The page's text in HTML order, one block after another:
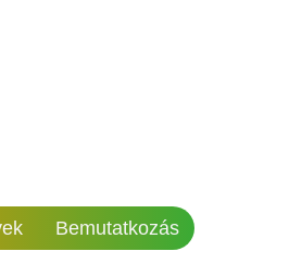
Bemutatkozás